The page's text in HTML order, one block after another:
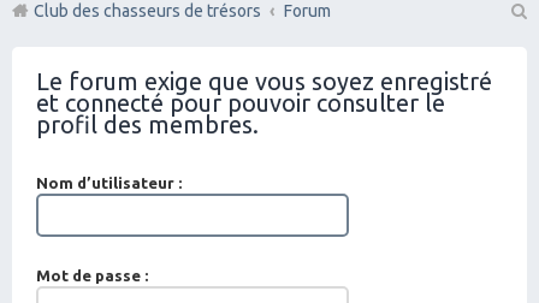
Club des chasseurs de trésors
Forum
Le forum exige que vous soyez enregistré
et connecté pour pouvoir consulter le
profil des membres.
Nom d’utilisateur :
Mot de passe :